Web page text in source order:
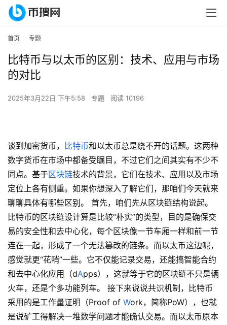
首页 专题
比特币与以太币的区别：技术、应用与市场
的对比
2025年3月22日 下午5:58 专题 阅读 10196
谈到加密货币， 比特币和以太币总是绕不开的话题。这两种
数字货币在市场中都备受瞩目，不过它们之间其实有不少不
同点。基于区块链技术的背景，它们在技术、应用以及市场
定位上各有侧重。如果你想深入了解它们，那咱们今天就来
聊聊具体有哪些区别。 首先，咱们先从区块链结构说起。
比特币的区块链设计算是比较“朴实”的类型，目的是确保交
易的安全性和去中心化，每个区块像一节车厢一样和前一节
连在一起，形成了一个无法篡改的链条。而以太币这边呢，
感觉就更“花哨”一些。它不仅能记录交易，还能搞智能合约
和去中心化应用（dApps），这就等于它的区块链不只是辆
火车，还是个多功能列车。 接下来说说共识机制，比特币
采用的是工作量证明（Proof of Work，简称PoW），也就
是说矿工得解决一堆数学问题才能确认交易。而以太币原本